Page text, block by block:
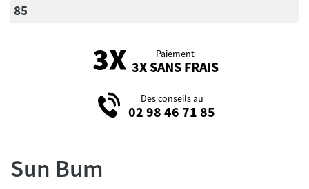
85
Paiement
3X SANS FRAIS
Des conseils au
02 98 46 71 85
Sun Bum